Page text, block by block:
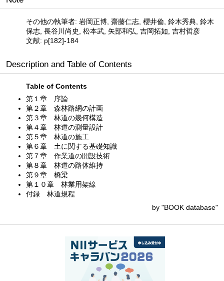
その他の執筆者: 岩岡正博, 齋藤仁志, 櫻井倫, 鈴木秀典, 鈴木
保志, 長谷川尚史, 松本武, 矢部和弘, 吉岡拓如, 吉村哲彦
文献: p[182]-184
Description and Table of Contents
Table of Contents
第１章 序論
第２章 森林路網の計画
第３章 林道の幾何構造
第４章 林道の測量設計
第５章 林道の施工
第６章 土に関する基礎知識
第７章 作業道の開設技術
第８章 林道の路体維持
第９章 橋梁
第１０章 林業用架線
付録 林道規程
by "BOOK database"